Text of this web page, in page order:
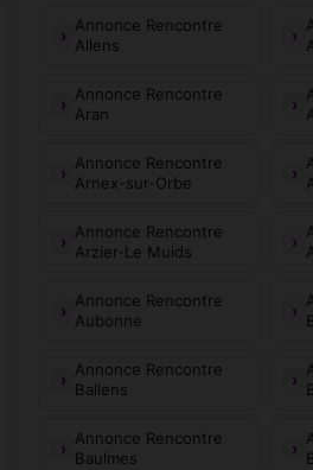
Annonce Rencontre
Allens
Annonce Rencontre
Aran
Annonce Rencontre
Arnex-sur-Orbe
Annonce Rencontre
Arzier-Le Muids
Annonce Rencontre
Aubonne
Annonce Rencontre
Ballens
Annonce Rencontre
Baulmes